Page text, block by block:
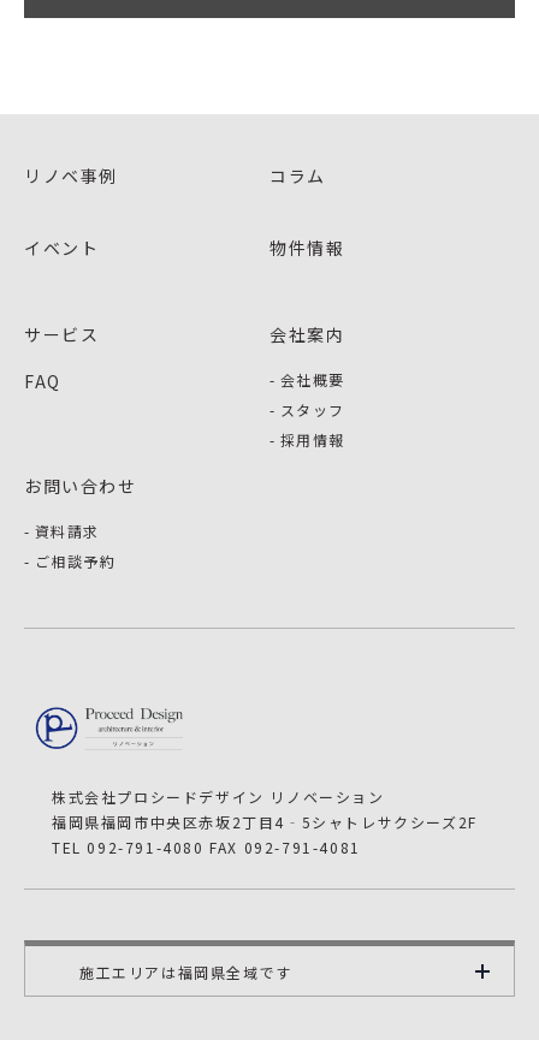
リノベ事例
イベント
コラム
物件情報
サービス
FAQ
会社案内
会社概要
スタッフ
採用情報
お問い合わせ
資料請求
ご相談予約
株式会社プロシードデザイン リノベーション
福岡県福岡市中央区赤坂2丁目4‐5シャトレサクシーズ2F
TEL 092-791-4080 FAX 092-791-4081
施工エリアは福岡県全域です